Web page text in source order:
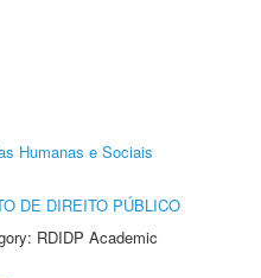
Humanas e Sociais
DE DIREITO PÚBLICO
RDIDP Academic